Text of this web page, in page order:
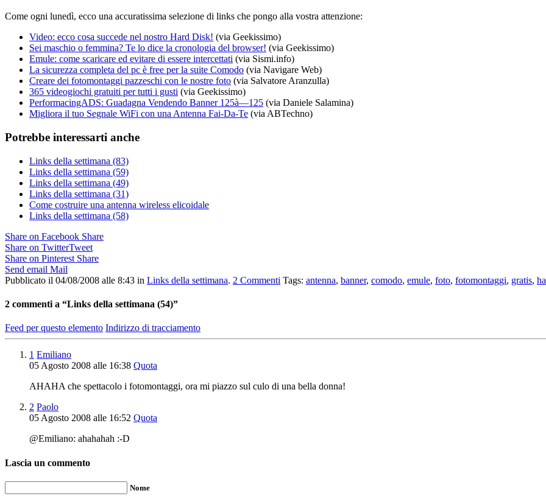
Come ogni lunedì, ecco una accuratissima selezione di links che pongo alla vostra attenzione:
Video: ecco cosa succede nel nostro Hard Disk! (via Geekissimo)
Sei maschio o femmina? Te lo dice la cronologia del browser! (via Geekissimo)
Emule: come scaricare ed evitare di essere intercettati (via Sismi.info)
La sicurezza completa del pc è free per la suite Comodo (via Navigare Web)
Creare dei fotomontaggi pazzeschi con le nostre foto (via Salvatore Aranzulla)
365 videogiochi gratuiti per tutti i gusti (via Geekissimo)
PerformacingADS: Guadagna Vendendo Banner 125à—125 (via Daniele Salamina)
Migliora il tuo Segnale WiFi con una Antenna Fai-Da-Te (via ABTechno)
Potrebbe interessarti anche
Links della settimana (83)
Links della settimana (59)
Links della settimana (49)
Links della settimana (31)
Come costruire una antenna wireless elicoidale
Links della settimana (58)
Share on Facebook Share
Share on TwitterTweet
Share on Pinterest Share
Send email Mail
Pubblicato il 04/08/2008 alle 8:43 in Links della settimana. 2 Commenti Tags: antenna, banner, comodo, emule, foto, fotomontaggi, gratis,
2 commenti a “Links della settimana (54)”
Feed per questo elemento Indirizzo di tracciamento
1 Emiliano
05 Agosto 2008 alle 16:38 Quota
AHAHA che spettacolo i fotomontaggi, ora mi piazzo sul culo di una bella donna!
2 Paolo
05 Agosto 2008 alle 16:52 Quota
@Emiliano: ahahahah :-D
Lascia un commento
Nome